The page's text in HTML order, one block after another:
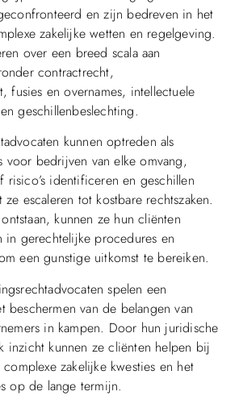
en zijn bedreven in het
zakelijke wetten en regelgeving.
over een breed scala aan
contractrecht,
fusies en overnames, intellectuele
geschillenbeslechting.
kunnen optreden als
voor bedrijven van elke omvang,
identificeren en geschillen
escaleren tot kostbare rechtszaken.
kunnen ze hun cliënten
in gerechtelijke procedures en
een gunstige uitkomst te bereiken.
spelen een
beschermen van de belangen van
in kampen. Door hun juridische
inzicht kunnen ze cliënten helpen bij
zakelijke kwesties en het
op de lange termijn.